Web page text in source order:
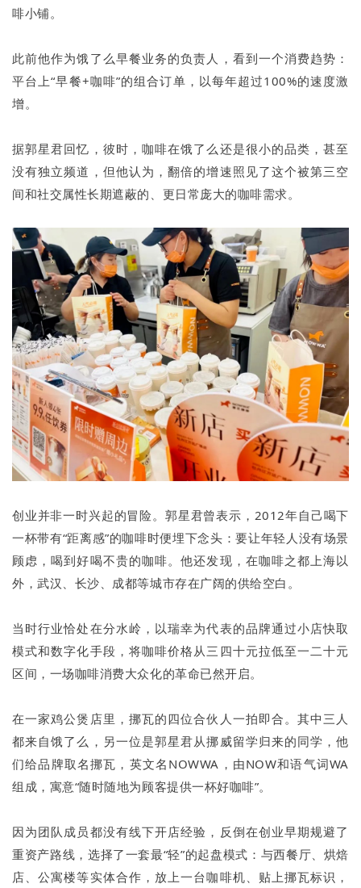
啡小铺。
此前他作为饿了么早餐业务的负责人，看到一个消费趋势：
平台上“早餐+咖啡”的组合订单，以每年超过100%的速度激
增。
据郭星君回忆，彼时，咖啡在饿了么还是很小的品类，甚至
没有独立频道，但他认为，翻倍的增速照见了这个被第三空
间和社交属性长期遮蔽的、更日常庞大的咖啡需求。
创业并非一时兴起的冒险。郭星君曾表示，2012年自己喝下
一杯带有“距离感”的咖啡时便埋下念头：要让年轻人没有场景
顾虑，喝到好喝不贵的咖啡。他还发现，在咖啡之都上海以
外，武汉、长沙、成都等城市存在广阔的供给空白。
当时行业恰处在分水岭，以瑞幸为代表的品牌通过小店快取
模式和数字化手段，将咖啡价格从三四十元拉低至一二十元
区间，一场咖啡消费大众化的革命已然开启。
在一家鸡公煲店里，挪瓦的四位合伙人一拍即合。其中三人
都来自饿了么，另一位是郭星君从挪威留学归来的同学，他
们给品牌取名挪瓦，英文名NOWWA，由NOW和语气词WA
组成，寓意“随时随地为顾客提供一杯好咖啡”。
因为团队成员都没有线下开店经验，反倒在创业早期规避了
重资产路线，选择了一套最“轻”的起盘模式：与西餐厅、烘焙
店、公寓楼等实体合作，放上一台咖啡机、贴上挪瓦标识，